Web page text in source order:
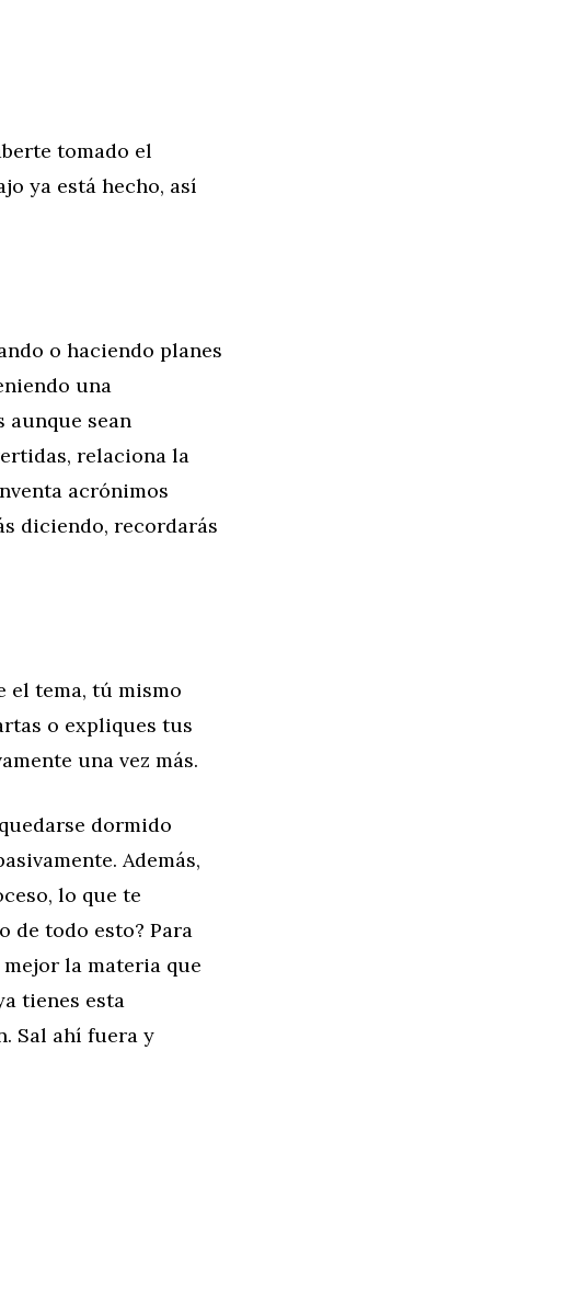
tomado el
ya está hecho, así
o haciendo planes
una
aunque sean
relaciona la
acrónimos
diciendo, recordarás
el tema, tú mismo
o expliques tus
una vez más.
dormido
Además,
lo que te
de todo esto? Para
la materia que
tienes esta
Sal ahí fuera y